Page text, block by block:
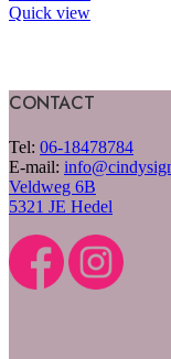
Quick view
CONTACT
Tel: 06-18478784
E-mail:
Veldweg 6B
5321 JE Hedel